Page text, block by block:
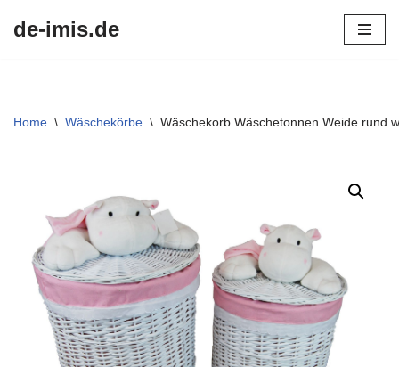
de-imis.de
Home \ Wäschekörbe \ Wäschekorb Wäschetonnen Weide rund